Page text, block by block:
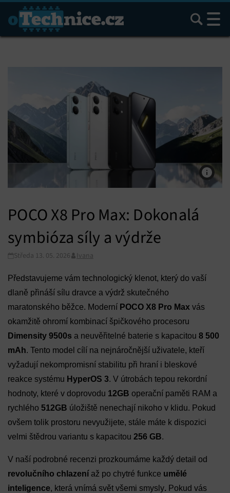
Hledat
POCO X8 Pro Max: Dokonalá
symbióza síly a výdrže
Středa 13. 05. 2026 Ivana
Představujeme vám technologický klenot, který do vaší
dlaně přináší sílu dravce a výdrž skutečného
maratonského běžce. Moderní POCO X8 Pro Max vás
okamžitě ohromí kombinací špičkového procesoru
Dimensity 9500s a neuvěřitelné baterie s kapacitou 8 500
mAh. Tento model cílí na nejnáročnější uživatele, kteří
vyžadují nekompromisní stabilitu při hraní i bleskové
reakce systému HyperOS 3. V útrobách tepou rekordní
hodnoty, které v doprovodu 12GB operační paměti RAM a
rychlého 512GB úložiště nenechají nikoho v klidu. Pokud
ovšem tolik prostoru nevyužijete, stále máte k dispozici
velmi štědrou variantu s kapacitou 256 GB.
V naší podrobné recenzi prozkoumáme každý detail od
revolučního chlazení až po chytré funkce umělé
inteligence, která vnímá svět všemi smysly. Pokud vás